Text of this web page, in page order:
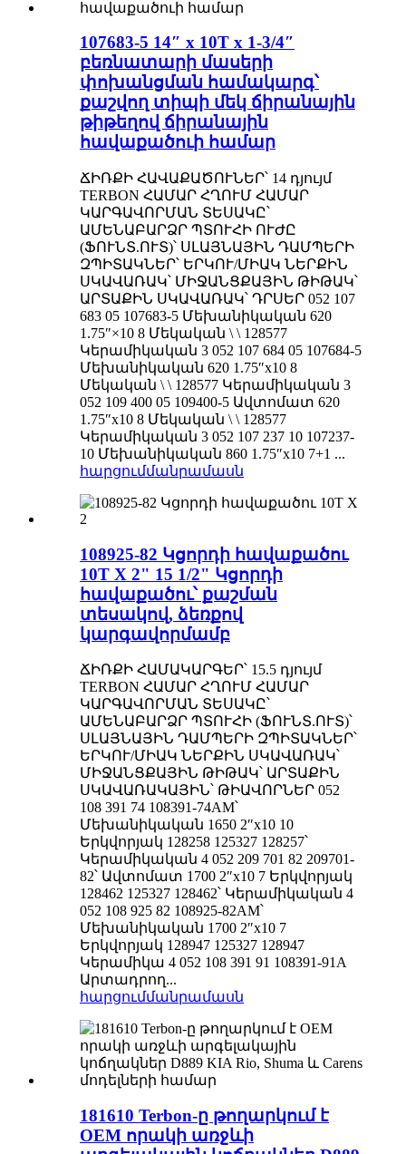
107683-5 14″ x 10T x 1-3/4″
բեռնատարի մասերի
փոխանցման համակարգ՝
քաշվող տիպի մեկ ճիրանային
թիթեղով ճիրանային
հավաքածուի համար
ՃԻՌՔԻ ՀԱՎԱՔԱԾՈՒՆԵՐ՝ 14 դյույմ
TERBON ՀԱՄԱՐ ՀՂՈՒՄ ՀԱՄԱՐ
ԿԱՐԳԱՎՈՐՄԱՆ ՏԵՍԱԿԸ՝
ԱՄԵՆԱԲԱՐՁՐ ՊՏՈՒՀԻ ՈՒԺԸ
(ՖՈՒՆՏ.ՈՒՏ)՝ ՍԼԱՅՆԱՅԻՆ ԴԱՄՊԵՐԻ
ԶՊԻՏԱԿՆԵՐ՝ ԵՐԿՈՒ/ՄԻԱԿ ՆԵՐՔԻՆ
ՍԿԱՎԱՌԱԿ՝ ՄԻՋԱՆՑՔԱՅԻՆ ԹԻԹԱԿ՝
ԱՐՏԱՔԻՆ ՍԿԱՎԱՌԱԿ՝ ԴՐՍԵՐ 052 107
683 05 107683-5 Մեխանիկական 620
1.75″×10 8 Մեկական \ \ 128577
Կերամիկական 3 052 107 684 05 107684-5
Մեխանիկական 620 1.75″x10 8
Մեկական \ \ 128577 Կերամիկական 3
052 109 400 05 109400-5 Ավտոմատ 620
1.75″x10 8 Մեկական \ \ 128577
Կերամիկական 3 052 107 237 10 107237-
10 Մեխանիկական 860 1.75″x10 7+1 ...
հարցումմանրամասն
108925-82 Կցորդի հավաքածու
10T X 2" 15 1/2" Կցորդի
հավաքածու՝ քաշման
տեսակով, ձեռքով
կարգավորմամբ
ՃԻՌՔԻ ՀԱՄԱԿԱՐԳԵՐ՝ 15.5 դյույմ
TERBON ՀԱՄԱՐ ՀՂՈՒՄ ՀԱՄԱՐ
ԿԱՐԳԱՎՈՐՄԱՆ ՏԵՍԱԿԸ՝
ԱՄԵՆԱԲԱՐՁՐ ՊՏՈՒՀԻ (ՖՈՒՆՏ.ՈՒՏ)՝
ՍԼԱՅՆԱՅԻՆ ԴԱՄՊԵՐԻ ԶՊԻՏԱԿՆԵՐ՝
ԵՐԿՈՒ/ՄԻԱԿ ՆԵՐՔԻՆ ՍԿԱՎԱՌԱԿ՝
ՄԻՋԱՆՑՔԱՅԻՆ ԹԻԹԱԿ՝ ԱՐՏԱՔԻՆ
ՍԿԱՎԱՌԱԿԱՅԻՆ՝ ԹԻԱՎՈՐՆԵՐ 052
108 391 74 108391-74AM՝
Մեխանիկական 1650 2″x10 10
Երկվորյակ 128258 125327 128257՝
Կերամիկական 4 052 209 701 82 209701-
82՝ Ավտոմատ 1700 2″x10 7 Երկվորյակ
128462 125327 128462՝ Կերամիկական 4
052 108 925 82 108925-82AM՝
Մեխանիկական 1700 2″x10 7
Երկվորյակ 128947 125327 128947
Կերամիկա 4 052 108 391 91 108391-91A
Արտադրող...
հարցումմանրամասն
181610 Terbon-ը թողարկում է
OEM որակի առջևի